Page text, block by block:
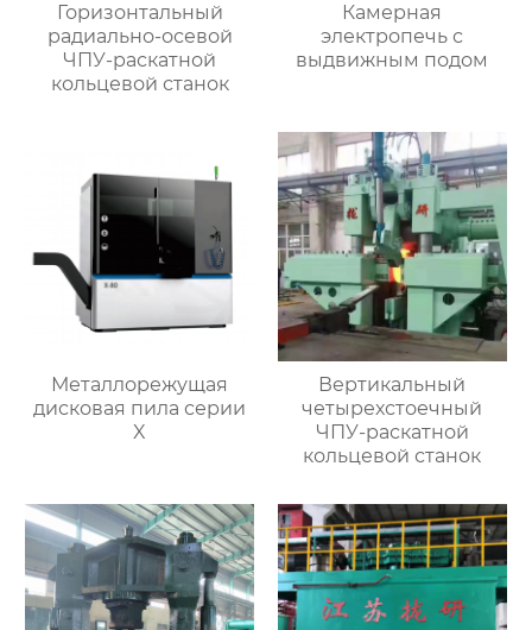
Горизонтальный
радиально-осевой
ЧПУ-раскатной
кольцевой станок
Камерная
электропечь с
выдвижным подом
Металлорежущая
дисковая пила серии
X
Вертикальный
четырехстоечный
ЧПУ-раскатной
кольцевой станок